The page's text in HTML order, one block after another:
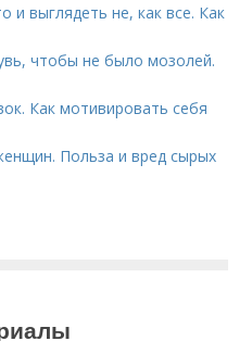
и выглядеть не, как все. Как
чтобы не было мозолей.
Как мотивировать себя
Польза и вред сырых